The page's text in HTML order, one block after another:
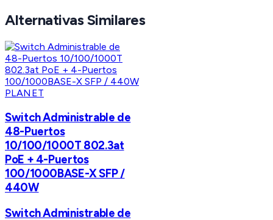
Alternativas Similares
PLANET
Switch Administrable de
48-Puertos
10/100/1000T 802.3at
PoE + 4-Puertos
100/1000BASE-X SFP /
440W
Switch Administrable de